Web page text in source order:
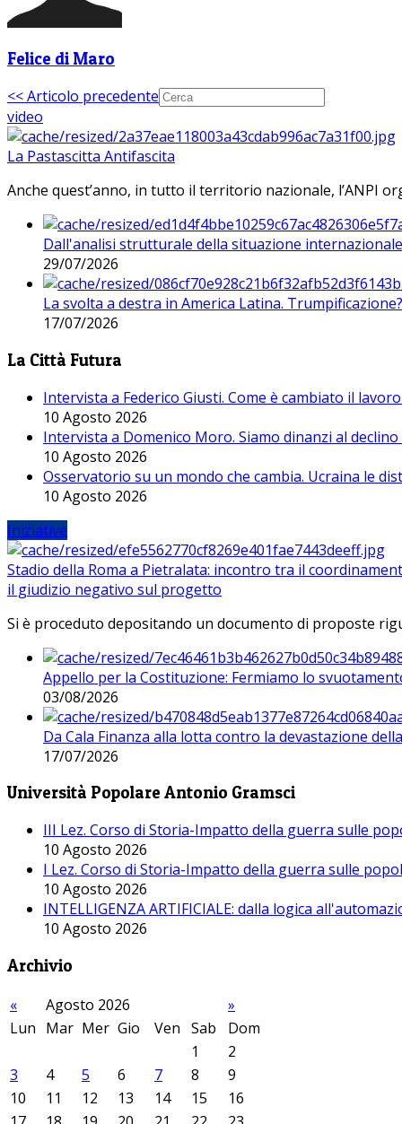
Felice di Maro
<< Articolo precedente
video
La Pastascitta Antifascita
Anche quest’anno, in tutto il territorio nazionale, l’ANPI
Dall'analisi strutturale della situazione
29/07/2026
La svolta a destra in America Latina. Trumpificazione?
17/07/2026
La Città Futura
Intervista a Federico Giusti. Come è cambiato il
10 Agosto 2026
Intervista a Domenico Moro. Siamo dinanzi al declino
10 Agosto 2026
Osservatorio su un mondo che cambia. Ucraina le
10 Agosto 2026
Iniziative
Stadio della Roma a Pietralata: incontro tra il
il giudizio negativo sul progetto
Si è proceduto depositando un documento di proposte
Appello per la Costituzione: Fermiamo lo
03/08/2026
Da Cala Finanza alla lotta contro la devastazione
17/07/2026
Università Popolare Antonio Gramsci
III Lez. Corso di Storia-Impatto della guerra sulle
10 Agosto 2026
I Lez. Corso di Storia-Impatto della guerra sulle
10 Agosto 2026
INTELLIGENZA ARTIFICIALE: dalla logica
10 Agosto 2026
Archivio
« Agosto 2026
»
Lun Mar Mer Gio Ven Sab
Dom
1
2
3
4 5 6 7 8
9
10
11 12 13 14 15
16